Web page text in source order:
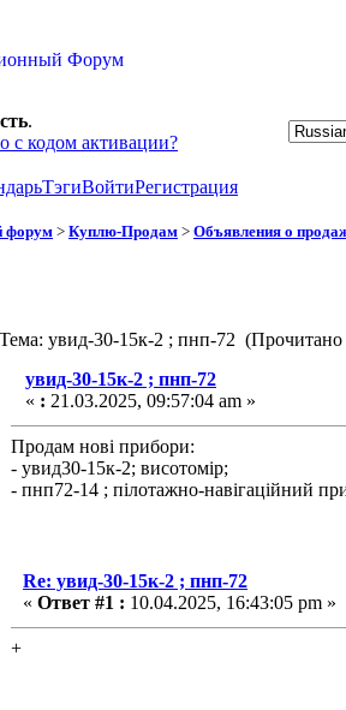
.
с кодом активации?
ТэгиВойтиРегистрация
форум > Куплю-Продам > Объявления о
Тема: увид-30-15к-2 ; пнп-72 (Прочитано
увид-30-15к-2 ; пнп-72
« : 21.03.2025, 09:57:04 am »
Продам нові прибори:
- увид30-15к-2; висотомір;
- пнп72-14 ; пілотажно-навігаційний
Re: увид-30-15к-2 ; пнп-72
« Ответ #1 : 10.04.2025, 16:43:05 pm »
+